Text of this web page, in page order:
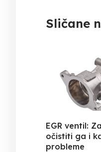
Sličane
EGR ventil:
očistiti ga i
probleme